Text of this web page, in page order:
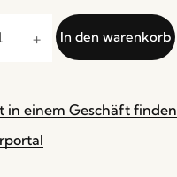
In den warenkorb
in einem Geschäft finden